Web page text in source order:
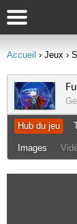
Accueil › Jeux ›
Hub du jeu
Images